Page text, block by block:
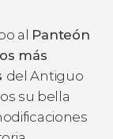
al Panteón
más
del Antiguo
su bella